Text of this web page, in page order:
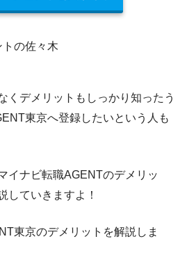
くデメリットもしっかり知ったう
東京へ登録したいという人も
マイナビ転職AGENTのデメリッ
していきますよ！
東京のデメリットを解説しま